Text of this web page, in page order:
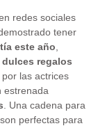
redes sociales
tener
este año
regalos
las actrices
estrenada
. Una cadena para
perfectas para